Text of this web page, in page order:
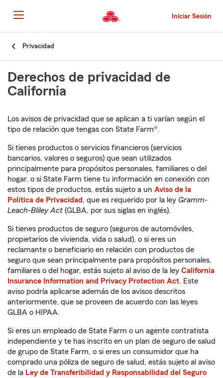
al
contenido
principal
Iniciar Sesión
Comienzo
principal
Privacidad
Derechos de privacidad de
California
Los avisos de privacidad que se aplican a ti varían según el
tipo de relación que tengas con State Farm®.
Si tienes productos o servicios financieros (servicios
bancarios, valores o seguros) que sean utilizados
principalmente para propósitos personales, familiares o del
hogar, o si State Farm tiene tu información en conexión con
estos tipos de productos, estás sujeto a un Aviso de la
Política de Privacidad , que es requerido por la ley Gramm-
Leach-Bliley Act (GLBA, por sus siglas en inglés).
Si tienes productos de seguro (seguros de automóviles,
propietarios de vivienda, vida o salud), o si eres un
reclamante o beneficiario en relación con productos de
seguro que sean principalmente para propósitos personales,
familiares o del hogar, estás sujeto al aviso de la ley California
Insurance Information and Privacy Protection Act. Este
aviso podría aplicarse además de los avisos descritos
anteriormente, que se proveen de acuerdo con las leyes
GLBA o HIPAA.
Si eres un empleado de State Farm o un agente contratista
independiente y te has inscrito en un plan de seguro de salud
de grupo de State Farm, o si eres un consumidor que ha
comprado una póliza de seguro de salud, estás sujeto al aviso
de la Ley de Transferibilidad y Responsabilidad del Seguro